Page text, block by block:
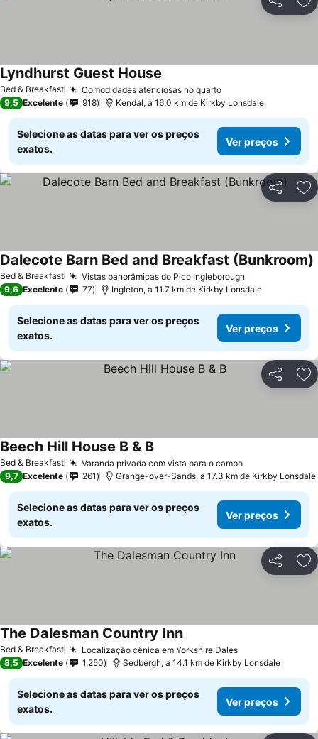
Partilhar
Bed & Breakfast Comodidades atenciosas no quarto
Lyndhurst Guest House
9,5 Excelente 918 Kendal, a 16.0 km de Kirkby Lonsdale
Selecione as datas para ver os preços
exatos.
Ver preços
Partilhar
Bed & Breakfast Vistas panorâmicas do Pico Ingleborough
Dalecote Barn Bed and Breakfast (Bunkroom)
9,6 Excelente 77 Ingleton, a 11.7 km de Kirkby Lonsdale
Selecione as datas para ver os preços
exatos.
Ver preços
Partilhar
Bed & Breakfast Varanda privada com vista para o campo
Beech Hill House B & B
9,7 Excelente 261 Grange-over-Sands, a 17.3 km de Kirkby Lonsdale
Selecione as datas para ver os preços
exatos.
Ver preços
Partilhar
Bed & Breakfast Localização cênica em Yorkshire Dales
The Dalesman Country Inn
8,5 Excelente 1.250 Sedbergh, a 14.1 km de Kirkby Lonsdale
Selecione as datas para ver os preços
exatos.
Ver preços